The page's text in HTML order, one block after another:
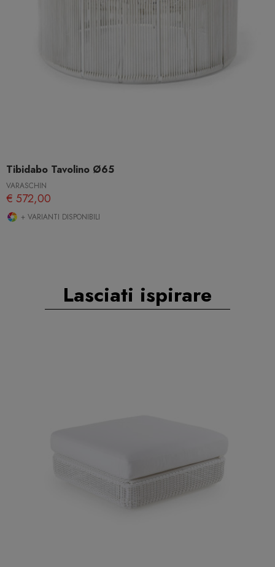
Tibidabo Tavolino Ø65
VARASCHIN
€ 572,00
+ VARIANTI DISPONIBILI
Lasciati ispirare